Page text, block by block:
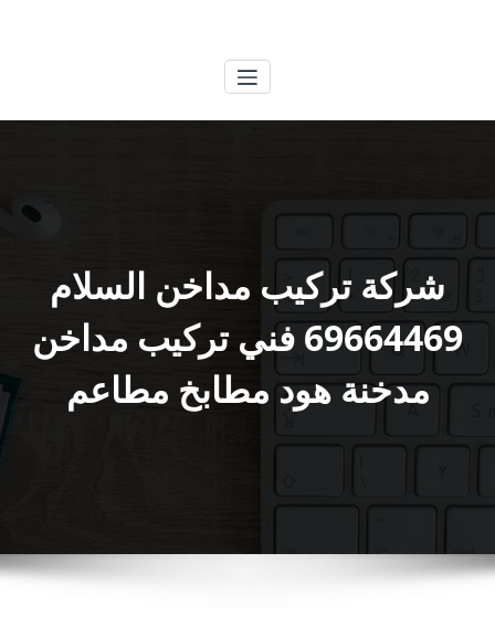
شركة تركيب مداخن السلام
69664469 فني تركيب مداخن
مدخنة هود مطابخ مطاعم